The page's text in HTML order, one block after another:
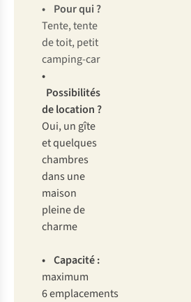
• Pour qui ?
Tente, tente
de toit, petit
camping-car
•
Possibilités
de location ?
Oui, un gîte
et quelques
chambres
dans une
maison
pleine de
charme
• Capacité :
maximum
6 emplacements